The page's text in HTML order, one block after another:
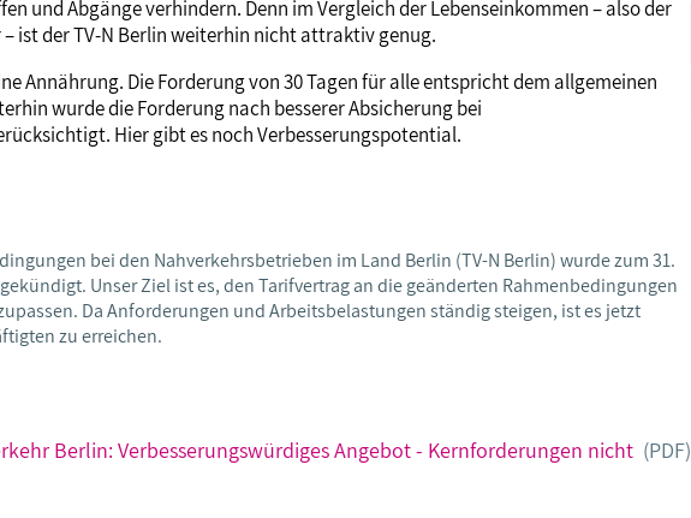
Europa
Stellungnahmen
und Abgänge verhindern. Denn im Vergleich der Lebenseinkommen – also der
ist der TV-N Berlin weiterhin nicht attraktiv genug.
Annährung. Die Forderung von 30 Tagen für alle entspricht dem allgemeinen
wurde die Forderung nach besserer Absicherung bei
Hier gibt es noch Verbesserungspotential.
bei den Nahverkehrsbetrieben im Land Berlin (TV-N Berlin) wurde zum 31.
Unser Ziel ist es, den Tarifvertrag an die geänderten Rahmenbedingungen
Da Anforderungen und Arbeitsbelastungen ständig steigen, ist es jetzt
zu erreichen.
Berlin: Verbesserungswürdiges Angebot - Kernforderungen nicht (PDF)